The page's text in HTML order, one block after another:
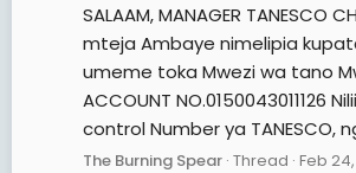
SALAAM, MANAGER TANESCO
mteja Ambaye nimelipia
umeme toka Mwezi wa tano
ACCOUNT NO.0150043011126
control Number ya TANESCO,
The Burning Spear Thread Feb